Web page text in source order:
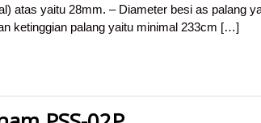
atas yaitu 28mm. – Diameter besi as palang
ketinggian palang yaitu minimal 233cm […]